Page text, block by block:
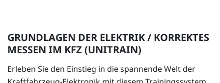
GRUNDLAGEN DER ELEKTRIK / KORREKTES
MESSEN IM KFZ (UNITRAIN)
Erleben Sie den Einstieg in die spannende Welt der